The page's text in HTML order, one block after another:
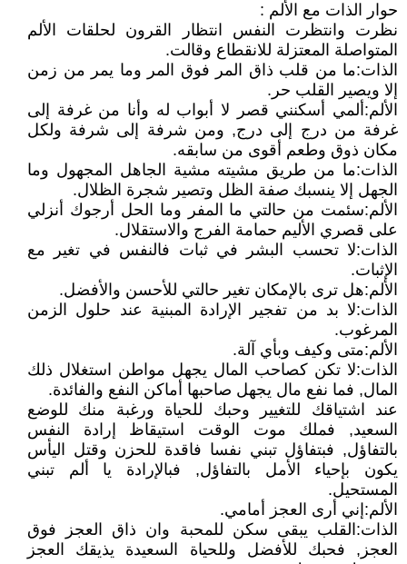
حوار الذات مع الألم :
نظرت وانتظرت النفس انتظار القرون لحلقات الألم
المتواصلة المعتزلة للانقطاع وقالت.
الذات:ما من قلب ذاق المر فوق المر وما يمر من زمن
إلا ويصير القلب حر.
الألم:ألمي أسكنني قصر لا أبواب له وأنا من غرفة إلى
غرفة من درج إلى درج, ومن شرفة إلى شرفة ولكل
مكان ذوق وطعم أقوى من سابقه.
الذات:ما من طريق مشيته مشية الجاهل المجهول وما
الجهل إلا ينسبك صفة الظل وتصير شجرة الظلال.
الألم:سئمت من حالتي ما المفر وما الحل أرجوك أنزلي
على قصري الأليم حمامة الفرج والاستقلال.
الذات:لا تحسب البشر في ثبات فالنفس في تغير مع
الإثبات.
الألم:هل ترى بالإمكان تغير حالتي للأحسن والأفضل.
الذات:لا بد من تفجير الإرادة المبنية عند حلول الزمن
المرغوب.
الألم:متى وكيف وبأي آلة.
الذات:لا تكن كصاحب المال يجهل مواطن استغلال ذلك
المال, فما نفع مال يجهل صاحبها أماكن النفع والفائدة.
عند اشتياقك للتغيير وحبك للحياة ورغبة منك للوضع
السعيد, فملك موت الوقت استيقاظ إرادة النفس
بالتفاؤل, فبتفاؤل تبني نفسا فاقدة للحزن وقتل اليأس
يكون بإحياء الأمل بالتفاؤل, فبالإرادة يا ألم تبني
المستحيل.
الألم:إني أرى العجز أمامي.
الذات:القلب يبقى سكن للمحبة وان ذاق العجز فوق
العجز, فحبك للأفضل وللحياة السعيدة يذيقك العجز